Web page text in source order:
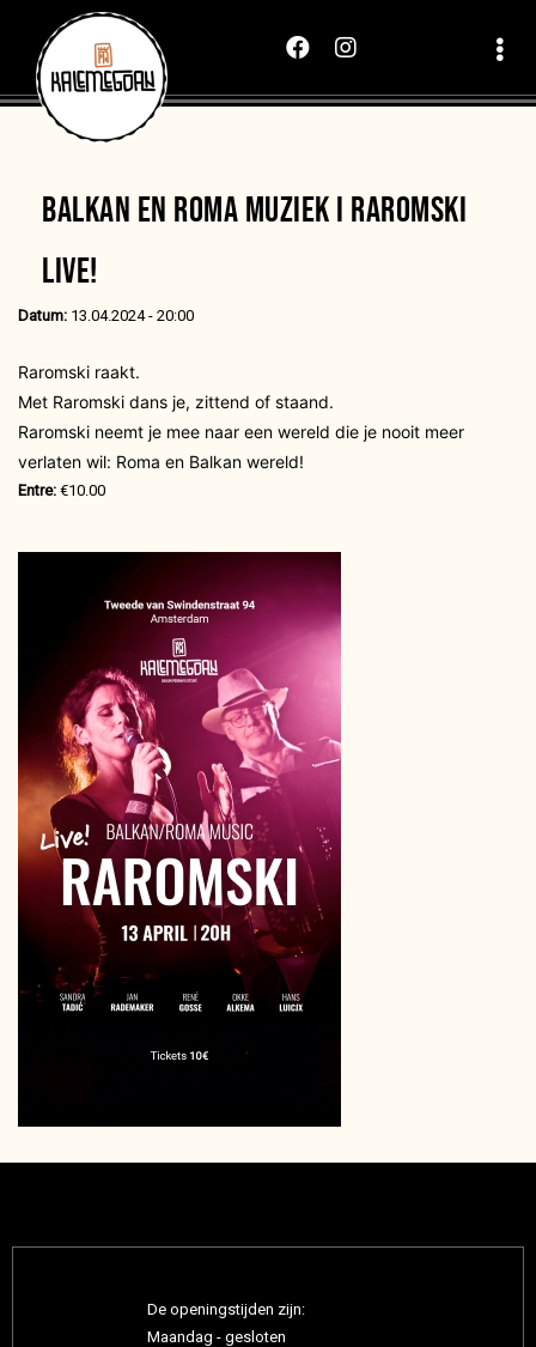
BALKAN EN ROMA MUZIEK I RAROMSKI
LIVE!
Datum: 13.04.2024 - 20:00
Raromski raakt.
Met Raromski dans je, zittend of staand.
Raromski neemt je mee naar een wereld die je nooit meer
verlaten wil: Roma en Balkan wereld!
Entre: €10.00
De openingstijden zijn:
Maandag - gesloten